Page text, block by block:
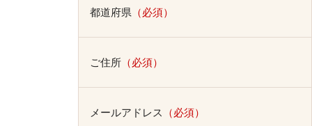
都道府県 （必須）
ご住所 （必須）
メールアドレス （必須）